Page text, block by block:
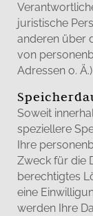
juristische
anderen über
von
Adressen o.
Soweit
speziellere
Ihre
Zweck für die
berechtigtes
eine
werden Ihre